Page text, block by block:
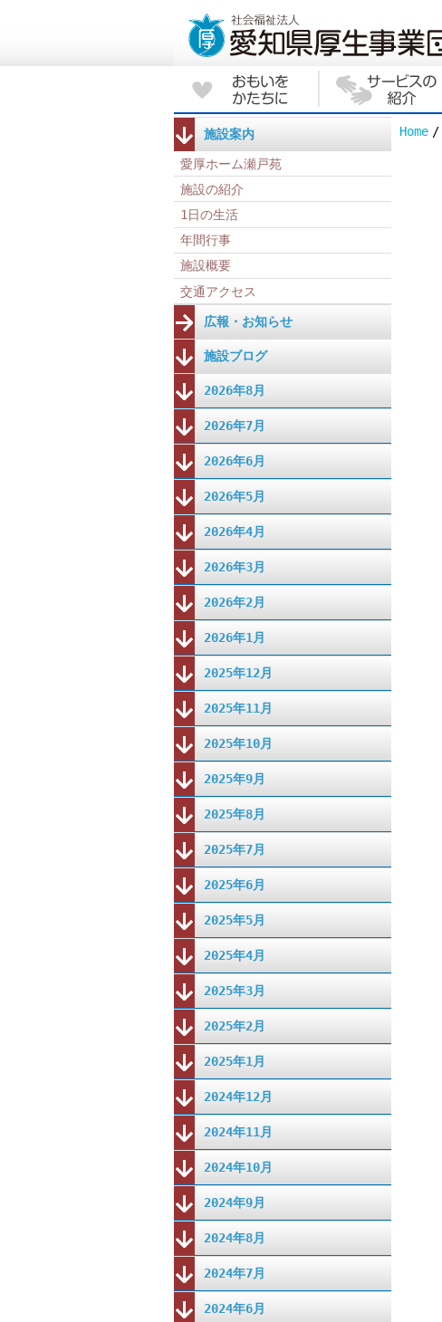
Home
施設案内
愛厚ホーム瀬戸苑
施設の紹介
1日の生活
年間行事
施設概要
交通アクセス
広報・お知らせ
施設ブログ
2026年8月
2026年7月
2026年6月
2026年5月
2026年4月
2026年3月
2026年2月
2026年1月
2025年12月
2025年11月
2025年10月
2025年9月
2025年8月
2025年7月
2025年6月
2025年5月
2025年4月
2025年3月
2025年2月
2025年1月
2024年12月
2024年11月
2024年10月
2024年9月
2024年8月
2024年7月
2024年6月